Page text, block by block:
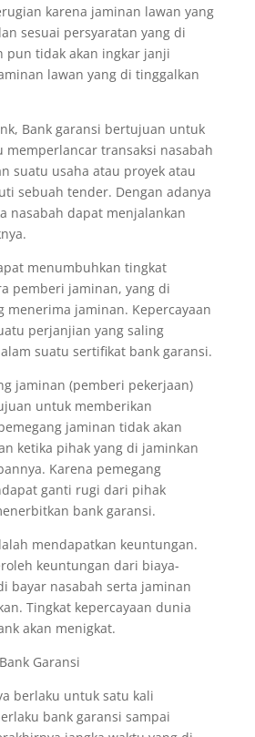
karena jaminan lawan yang
sesuai persyaratan yang di
pun tidak akan ingkar janji
lawan yang di tinggalkan
Bank garansi bertujuan untuk
memperlancar transaksi nasabah
suatu usaha atau proyek atau
sebuah tender. Dengan adanya
nasabah dapat menjalankan
menumbuhkan tingkat
pemberi jaminan, yang di
menerima jaminan. Kepercayaan
perjanjian yang saling
suatu sertifikat bank garansi.
jaminan (pemberi pekerjaan)
untuk memberikan
jaminan tidak akan
ketika pihak yang di jaminkan
Karena pemegang
ganti rugi dari pihak
bank garansi.
mendapatkan keuntungan.
keuntungan dari biaya-
bayar nasabah serta jaminan
Tingkat kepercayaan dunia
akan menigkat.
Garansi
berlaku untuk satu kali
bank garansi sampai